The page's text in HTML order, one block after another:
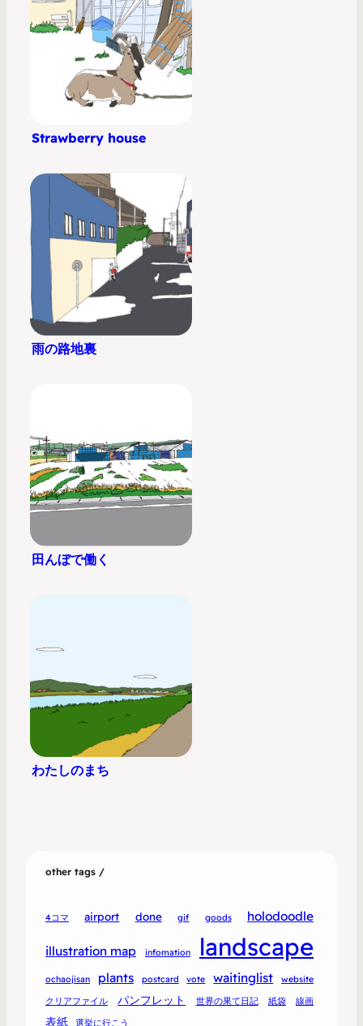
Strawberry house
雨の路地裏
田んぼで働く
わたしのまち
other tags /
4コマ airport done gif goods holodoodle
illustration map infomation landscape
ochaojisan plants postcard vote waitinglist
website
クリアファイル
パンフレット 世界の果て日記 紙袋 線画
表紙 選挙に行こう